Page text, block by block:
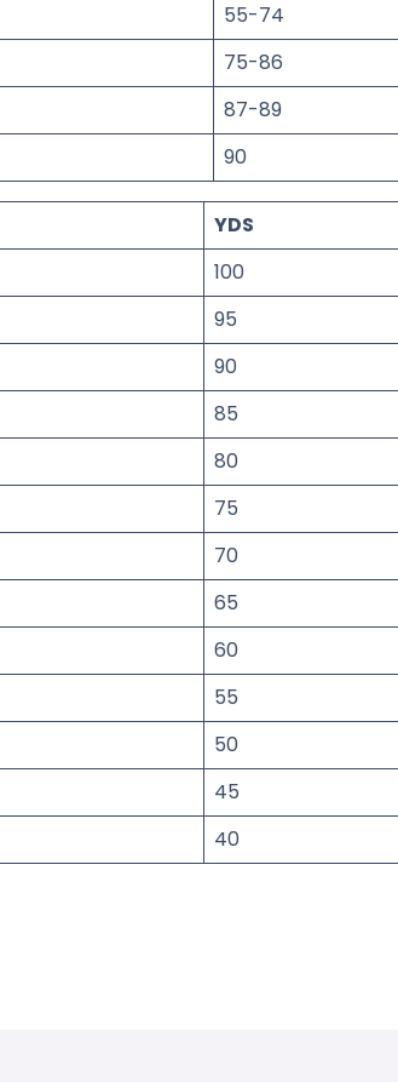
55-74
75-86
87-89
90
YDS
100
95
90
85
80
75
70
65
60
55
50
45
40